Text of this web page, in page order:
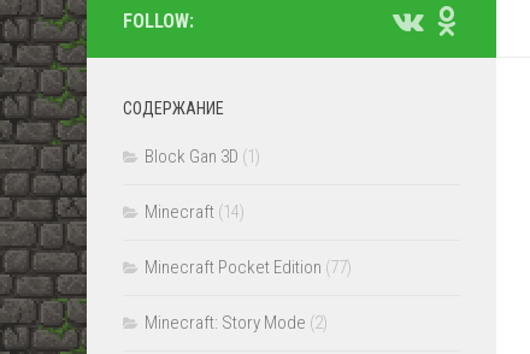
FOLLOW:
СОДЕРЖАНИЕ
Block Gan 3D (1)
Minecraft (14)
Minecraft Pocket Edition (77)
Minecraft: Story Mode (2)